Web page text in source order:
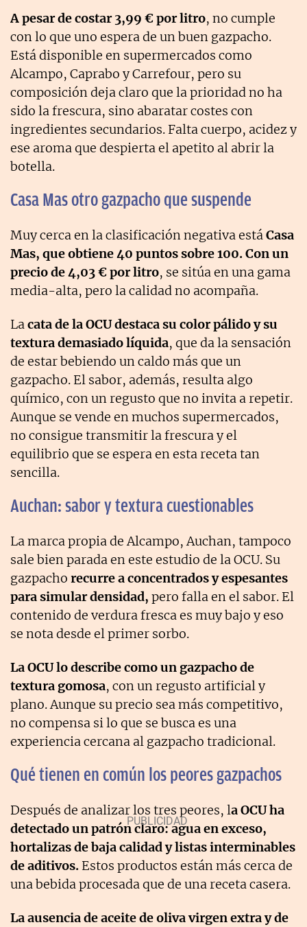
A pesar de costar 3,99 € por litro, no cumple
con lo que uno espera de un buen gazpacho.
Está disponible en supermercados como
Alcampo, Caprabo y Carrefour, pero su
composición deja claro que la prioridad no ha
sido la frescura, sino abaratar costes con
ingredientes secundarios. Falta cuerpo, acidez y
ese aroma que despierta el apetito al abrir la
botella.
Casa Mas otro gazpacho que suspende
Muy cerca en la clasificación negativa estáCasa
Mas, que obtiene 40 puntos sobre 100. Con un
precio de 4,03 € por litro, se sitúa en una gama
media-alta, pero la calidad no acompaña.
Lacata de la OCU destaca su color pálido y su
textura demasiado líquida, que da la sensación
de estar bebiendo un caldo más que un
gazpacho. El sabor, además, resulta algo
químico, con un regusto que no invita a repetir.
Aunque se vende en muchos supermercados,
no consigue transmitir la frescura y el
equilibrio que se espera en esta receta tan
sencilla.
Auchan: sabor y textura cuestionables
La marca propia de Alcampo, Auchan, tampoco
sale bien parada en este estudio de la OCU. Su
gazpacho recurre a concentrados y espesantes
para simular densidad, pero falla en el sabor. El
contenido de verdura fresca es muy bajo y eso
se nota desde el primer sorbo.
La OCU lo describe como un gazpacho de
textura gomosa, con un regusto artificial y
plano. Aunque su precio sea más competitivo,
no compensa si lo que se busca es una
experiencia cercana al gazpacho tradicional.
Qué tienen en común los peores gazpachos
Después de analizar los tres peores, la OCU ha
detectado un patrón claro: agua en exceso,
hortalizas de baja calidad y listas interminables
de aditivos. Estos productos están más cerca de
una bebida procesada que de una receta casera.
La ausencia de aceite de oliva virgen extra y de